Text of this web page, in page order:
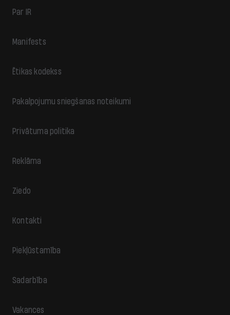
Par IR
Manifests
Ētikas kodekss
Pakalpojumu sniegšanas noteikumi
Privātuma politika
Reklāma
Ziedo
Kontakti
Piekļūstamība
Sadarbība
Vakances